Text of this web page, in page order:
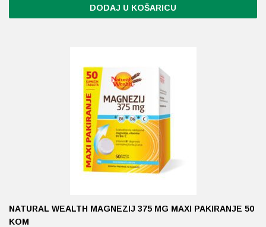
DODAJ U KOŠARICU
NATURAL WEALTH MAGNEZIJ 375 MG MAXI PAKIRANJE 50
KOM